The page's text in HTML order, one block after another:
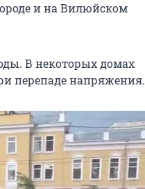
и на Вилюйском
В некоторых домах
перепаде напряжения.